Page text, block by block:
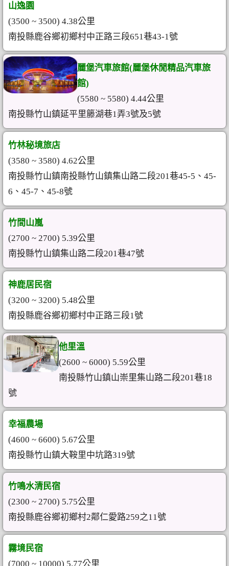
山逸園
(3500 ~ 3500) 4.38公里
南投縣鹿谷鄉初鄉村中正路三段651巷43-1號
麗堡汽車旅館(麗堡休閒精品汽車旅
館)
(5580 ~ 5580) 4.44公里
南投縣竹山鎮延平里籐湖巷1弄3號及5號
竹林秘境旅店
(3580 ~ 3580) 4.62公里
南投縣竹山鎮南投縣竹山鎮集山路二段201巷45-5、45-
6、45-7、45-8號
竹間山嵐
(2700 ~ 2700) 5.39公里
南投縣竹山鎮集山路二段201巷47號
神鹿居民宿
(3200 ~ 3200) 5.48公里
南投縣鹿谷鄉初鄉村中正路三段1號
他里溫
(2600 ~ 6000) 5.59公里
南投縣竹山鎮山崇里集山路二段201巷18
號
幸福農場
(4600 ~ 6600) 5.67公里
南投縣竹山鎮大鞍里中坑路319號
竹鳴水清民宿
(2300 ~ 2700) 5.75公里
南投縣鹿谷鄉初鄉村2鄰仁愛路259之11號
霧境民宿
(7000 ~ 10000) 5.77公里